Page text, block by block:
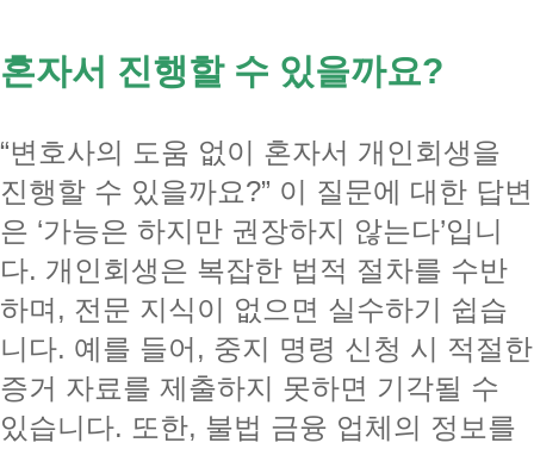
혼자서 진행할 수 있을까요?
“변호사의 도움 없이 혼자서 개인회생을
진행할 수 있을까요?” 이 질문에 대한 답변
은 ‘가능은 하지만 권장하지 않는다’입니
다. 개인회생은 복잡한 법적 절차를 수반
하며, 전문 지식이 없으면 실수하기 쉽습
니다. 예를 들어, 중지 명령 신청 시 적절한
증거 자료를 제출하지 못하면 기각될 수
있습니다. 또한, 불법 금융 업체의 정보를